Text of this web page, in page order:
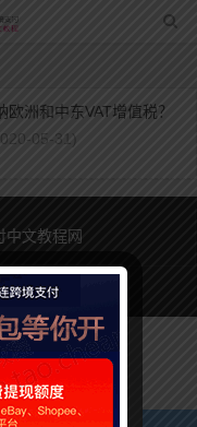
洲和中东VAT增值税？
05-31)
文教程网